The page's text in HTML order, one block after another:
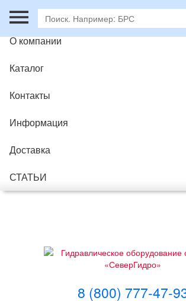
Главная
О компании
Каталог
Контакты
Информация
Доставка
СТАТЬИ
8 (800) 777-47-